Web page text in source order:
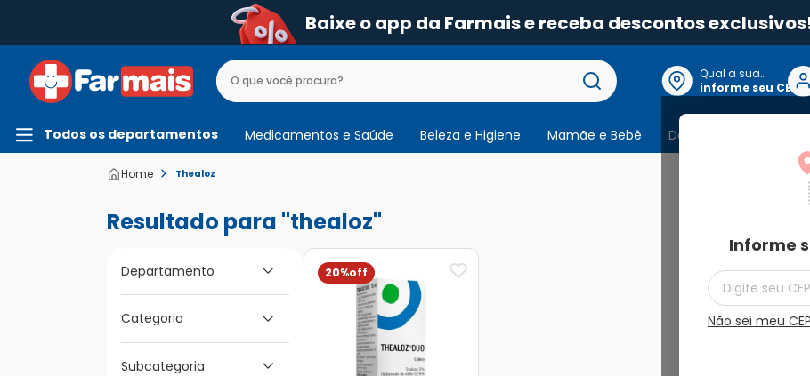
Baixe o app da Farmais e receba descontos
Qual a sua
localização?
informe seu CEP
Informe
Não sei meu CEP
Todos os departamentos Medicamentos e Saúde Beleza e Higiene Mamãe e Bebê Dermocosmeticos
Thealoz
thealoz
Departamento
Medicamentos e
Saúde
Categoria
Para os Olhos
Subcategoria
20%